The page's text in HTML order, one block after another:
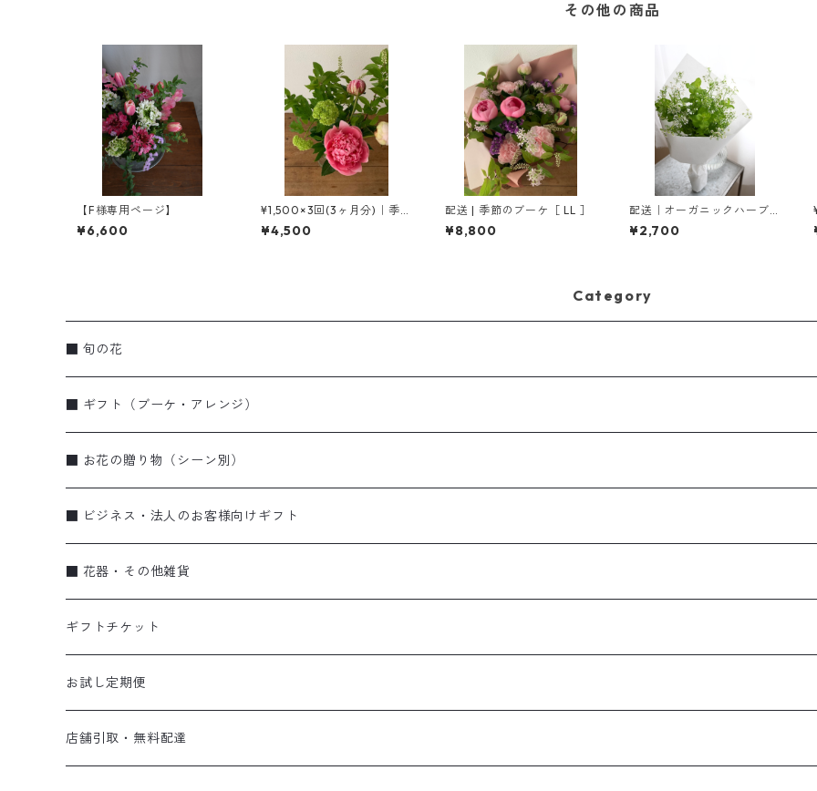
その他の商品
【F様専用ページ】
¥6,600
¥1,500×3回(3ヶ月分)｜季節
の花の定期便［SS ］
¥4,500
配送 | 季節のブーケ［ LL ］
¥8,800
配送｜オーガニックハーブ
のブーケ
¥2,700
Category
■ 旬の花
■ ギフト（ブーケ・アレンジ）
ブーケ・花束
アレンジメント
季節のギフト（リース・しめ縄）
蘭
■ お花の贈り物（シーン別）
お誕生日
お祝い・特別な日に
弔事
ビジネス
■ ビジネス・法人のお客様向けギフト
蘭
ブーケ・花束
アレンジメント
スタンド花
■ 花器・その他雑貨
ギフトチケット
flower vase〈花器〉
gift ticket〈ギフトチケット〉
お試し定期便
お試し便
店舗引取・無料配達